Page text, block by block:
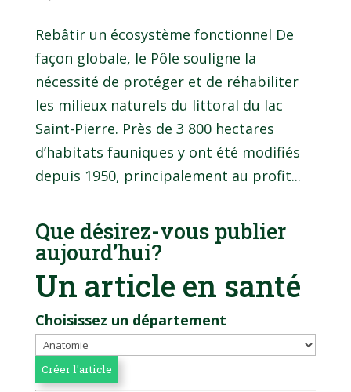
Rebâtir un écosystème fonctionnel De
façon globale, le Pôle souligne la
nécessité de protéger et de réhabiliter
les milieux naturels du littoral du lac
Saint-Pierre. Près de 3 800 hectares
d’habitats fauniques y ont été modifiés
depuis 1950, principalement au profit...
Que désirez-vous publier
aujourd’hui?
Un article en santé
Choisissez un département